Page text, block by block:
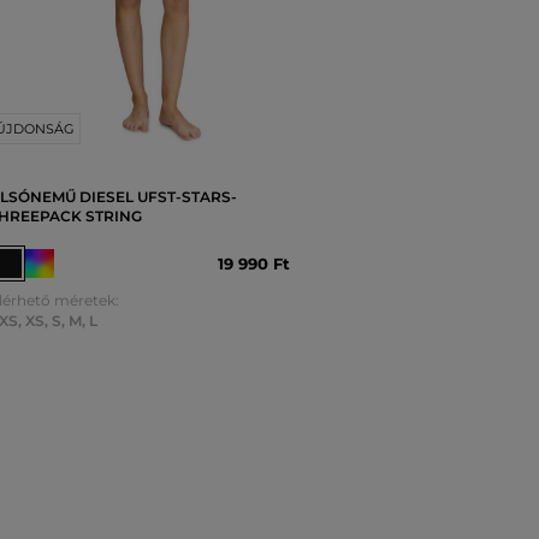
DIESEL UFST-STARS-
STRING
19 990 Ft
méretek:
, XS, S, M, L